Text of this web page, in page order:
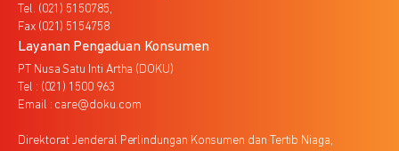
Tel. (021) 5150785,
Fax (021) 5154758
Layanan Pengaduan Konsumen
PT Nusa Satu Inti Artha (DOKU)
Tel : (021) 1500 963
Email : care@doku.com
Direktorat Jenderal Perlindungan Konsumen dan Tertib Niaga,